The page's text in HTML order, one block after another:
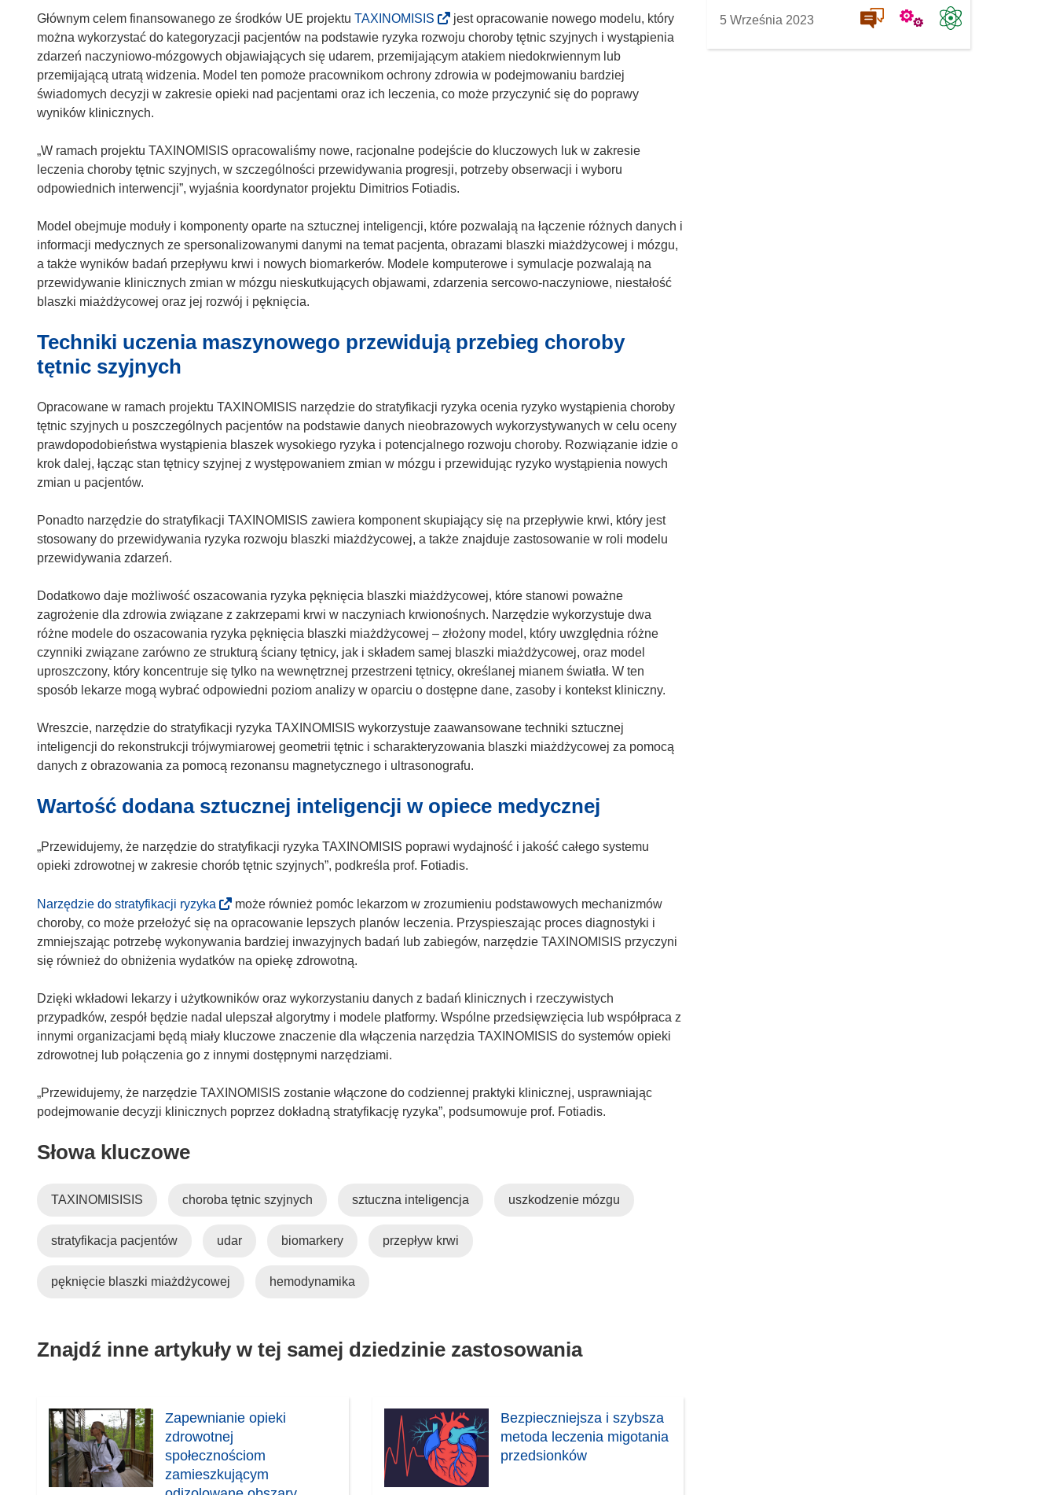
t
ę
w
k
n
e
)
ś
n
k
o
w
o
y
k
n
i
e
Głównym celem finansowanego ze środków UE projektu TAXINOMISIS
o
d
n
o
i
k
o
w
o
r
z
i
ę
o
w
y
m
n
i
jest opracowanie nowego modelu, który
można wykorzystać do kategoryzacji pacjentów na podstawie ryzyka rozwoju choroby tętnic szyjnych i wystąpienia
zdarzeń naczyniowo-mózgowych objawiających się udarem, przemijającym atakiem niedokrwiennym lub
przemijającą utratą widzenia. Model ten pomoże pracownikom ochrony zdrowia w podejmowaniu bardziej
świadomych decyzji w zakresie opieki nad pacjentami oraz ich leczenia, co może przyczynić się do poprawy
wyników klinicznych.
„W ramach projektu TAXINOMISIS opracowaliśmy nowe, racjonalne podejście do kluczowych luk w zakresie
leczenia choroby tętnic szyjnych, w szczególności przewidywania progresji, potrzeby obserwacji i wyboru
odpowiednich interwencji”, wyjaśnia koordynator projektu Dimitrios Fotiadis.
Model obejmuje moduły i komponenty oparte na sztucznej inteligencji, które pozwalają na łączenie różnych danych i
informacji medycznych ze spersonalizowanymi danymi na temat pacjenta, obrazami blaszki miażdżycowej i mózgu,
a także wyników badań przepływu krwi i nowych biomarkerów. Modele komputerowe i symulacje pozwalają na
przewidywanie klinicznych zmian w mózgu nieskutkujących objawami, zdarzenia sercowo-naczyniowe, niestałość
blaszki miażdżycowej oraz jej rozwój i pęknięcia.
Techniki uczenia maszynowego przewidują przebieg choroby
tętnic szyjnych
Opracowane w ramach projektu TAXINOMISIS narzędzie do stratyfikacji ryzyka ocenia ryzyko wystąpienia choroby
tętnic szyjnych u poszczególnych pacjentów na podstawie danych nieobrazowych wykorzystywanych w celu oceny
prawdopodobieństwa wystąpienia blaszek wysokiego ryzyka i potencjalnego rozwoju choroby. Rozwiązanie idzie o
krok dalej, łącząc stan tętnicy szyjnej z występowaniem zmian w mózgu i przewidując ryzyko wystąpienia nowych
zmian u pacjentów.
Ponadto narzędzie do stratyfikacji TAXINOMISIS zawiera komponent skupiający się na przepływie krwi, który jest
stosowany do przewidywania ryzyka rozwoju blaszki miażdżycowej, a także znajduje zastosowanie w roli modelu
przewidywania zdarzeń.
Dodatkowo daje możliwość oszacowania ryzyka pęknięcia blaszki miażdżycowej, które stanowi poważne
zagrożenie dla zdrowia związane z zakrzepami krwi w naczyniach krwionośnych. Narzędzie wykorzystuje dwa
różne modele do oszacowania ryzyka pęknięcia blaszki miażdżycowej – złożony model, który uwzględnia różne
czynniki związane zarówno ze strukturą ściany tętnicy, jak i składem samej blaszki miażdżycowej, oraz model
uproszczony, który koncentruje się tylko na wewnętrznej przestrzeni tętnicy, określanej mianem światła. W ten
sposób lekarze mogą wybrać odpowiedni poziom analizy w oparciu o dostępne dane, zasoby i kontekst kliniczny.
Wreszcie, narzędzie do stratyfikacji ryzyka TAXINOMISIS wykorzystuje zaawansowane techniki sztucznej
inteligencji do rekonstrukcji trójwymiarowej geometrii tętnic i scharakteryzowania blaszki miażdżycowej za pomocą
danych z obrazowania za pomocą rezonansu magnetycznego i ultrasonografu.
Wartość dodana sztucznej inteligencji w opiece medycznej
„Przewidujemy, że narzędzie do stratyfikacji ryzyka TAXINOMISIS poprawi wydajność i jakość całego systemu
opieki zdrowotnej w zakresie chorób tętnic szyjnych”, podkreśla prof. Fotiadis.
Narzędzie do stratyfikacji ryzyka
o
d
n
ś
n
i
k
t
w
s
ę
n
m
n
i
e
)
może również pomóc lekarzom w zrozumieniu podstawowych mechanizmów
choroby, co może przełożyć się na opracowanie lepszych planów leczenia. Przyspieszając proces diagnostyki i
zmniejszając potrzebę wykonywania bardziej inwazyjnych badań lub zabiegów, narzędzie TAXINOMISIS przyczyni
się również do obniżenia wydatków na opiekę zdrowotną.
Dzięki wkładowi lekarzy i użytkowników oraz wykorzystaniu danych z badań klinicznych i rzeczywistych
przypadków, zespół będzie nadal ulepszał algorytmy i modele platformy. Wspólne przedsięwzięcia lub współpraca z
innymi organizacjami będą miały kluczowe znaczenie dla włączenia narzędzia TAXINOMISIS do systemów opieki
zdrowotnej lub połączenia go z innymi dostępnymi narzędziami.
„Przewidujemy, że narzędzie TAXINOMISIS zostanie włączone do codziennej praktyki klinicznej, usprawniając
podejmowanie decyzji klinicznych poprzez dokładną stratyfikację ryzyka”, podsumowuje prof. Fotiadis.
Słowa kluczowe
TAXINOMISISIS choroba tętnic szyjnych sztuczna inteligencja uszkodzenie mózgu
stratyfikacja pacjentów udar biomarkery przepływ krwi
pęknięcie blaszki miażdżycowej hemodynamika
Znajdź inne artykuły w tej samej dziedzinie zastosowania
Zapewnianie opieki
zdrowotnej
społecznościom
zamieszkującym
Bezpieczniejsza i szybsza
metoda leczenia migotania
przedsionków
5 Września 2023